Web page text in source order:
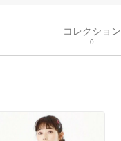
コレクション
0